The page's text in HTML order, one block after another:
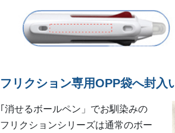
フリクション専用OPP袋へ封入
｢消せるボールペン」でお馴染みの
フリクションシリーズは通常のボー